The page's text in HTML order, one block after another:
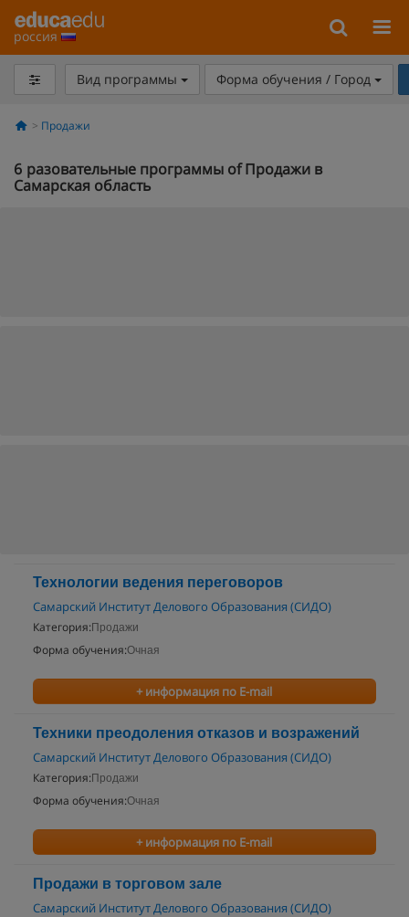
россия
Вид программы Форма обучения / Город
Продажи
6 разовательные программы of Продажи в
Самарская область
Технологии ведения переговоров
Самарский Институт Делового Образования (СИДО)
Категория: Продажи
Форма обучения:Очная
+ информация по E-mail
Техники преодоления отказов и возражений
Самарский Институт Делового Образования (СИДО)
Категория: Продажи
Форма обучения:Очная
+ информация по E-mail
Продажи в торговом зале
Самарский Институт Делового Образования (СИДО)